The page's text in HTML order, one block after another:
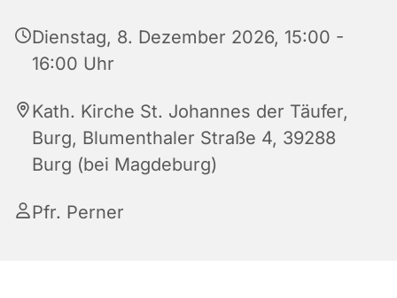
Dienstag, 8. Dezember 2026, 15:00 -
16:00 Uhr
Kath. Kirche St. Johannes der Täufer,
Burg, Blumenthaler Straße 4, 39288
Burg (bei Magdeburg)
Pfr. Perner